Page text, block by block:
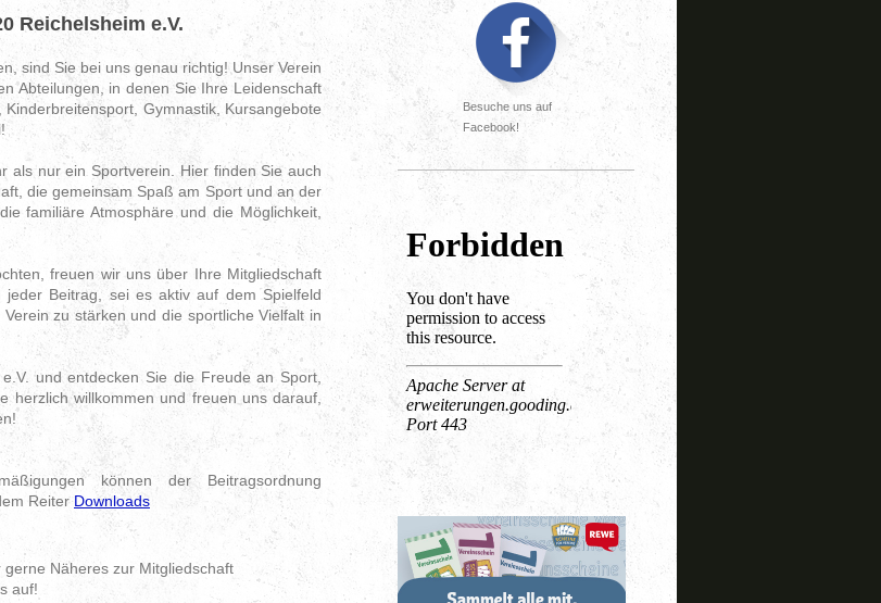
Reichelsheim e.V.
sind Sie bei uns genau richtig! Unser Verein
Abteilungen, in denen Sie Ihre Leidenschaft
Gymnastik, Kursangebote
als nur ein Sportverein. Hier finden Sie auch
die gemeinsam Spaß am Sport und an der
familiäre Atmosphäre und die Möglichkeit,
freuen wir uns über Ihre Mitgliedschaft
Beitrag, sei es aktiv auf dem Spielfeld
zu stärken und die sportliche Vielfalt in
und entdecken Sie die Freude an Sport,
herzlich willkommen und freuen uns darauf,
können der Beitragsordnung
ReiterDownloads
Näheres zur Mitgliedschaft
auf!
Besuche uns auf
Facebook!